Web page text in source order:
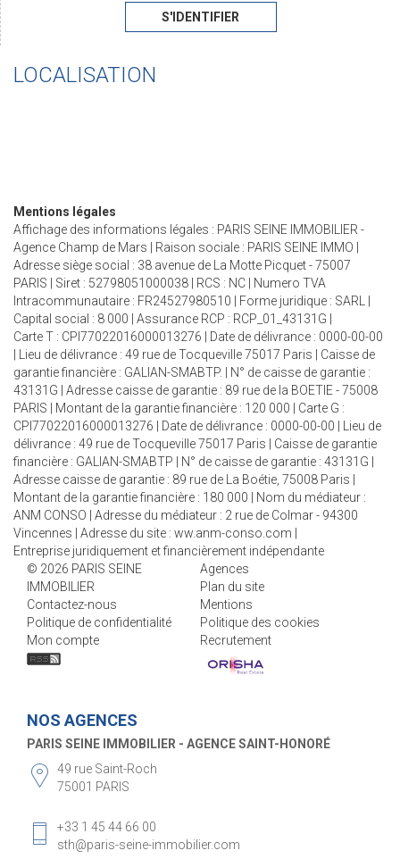
S'IDENTIFIER
LOCALISATION
Mentions légales
Affichage des informations légales : PARIS SEINE IMMOBILIER -
Agence Champ de Mars | Raison sociale : PARIS SEINE IMMO |
Adresse siège social : 38 avenue de La Motte Picquet - 75007
PARIS | Siret : 52798051000038 | RCS : NC | Numero TVA
Intracommunautaire : FR24527980510 | Forme juridique : SARL |
Capital social : 8 000 | Assurance RCP : RCP_01_43131G |
Carte T : CPI77022016000013276 | Date de délivrance : 0000-00-00
| Lieu de délivrance : 49 rue de Tocqueville 75017 Paris | Caisse de
garantie financière : GALIAN-SMABTP. | N° de caisse de garantie :
43131G | Adresse caisse de garantie : 89 rue de la BOETIE - 75008
PARIS | Montant de la garantie financière : 120 000 | Carte G :
CPI77022016000013276 | Date de délivrance : 0000-00-00 | Lieu de
délivrance : 49 rue de Tocqueville 75017 Paris | Caisse de garantie
financière : GALIAN-SMABTP | N° de caisse de garantie : 43131G |
Adresse caisse de garantie : 89 rue de La Boétie, 75008 Paris |
Montant de la garantie financière : 180 000 | Nom du médiateur :
ANM CONSO | Adresse du médiateur : 2 rue de Colmar - 94300
Vincennes | Adresse du site : ww.anm-conso.com
Entreprise juridiquement et financièrement indépendante
© 2026 PARIS SEINE
IMMOBILIER
Agences
Plan du site
Contactez-nous
Mentions
Politique de confidentialité
Politique des cookies
Mon compte
Recrutement
NOS AGENCES
PARIS SEINE IMMOBILIER - AGENCE SÈVRES-VANEAU
85 rue de Sèvres
75006 PARIS
+33 1 45 44 66 00
vente@paris-seine-immobilier.com